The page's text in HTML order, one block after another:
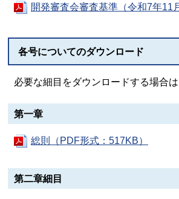
開発審査会審査基準（令和7年11
各号についてのダウンロード
必要な細目をダウンロードする場合
第一章
総則（PDF形式：517KB）
第二章細目